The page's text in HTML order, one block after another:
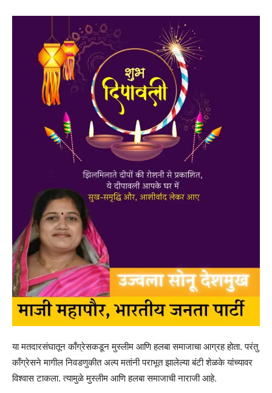
या मतदारसंघातून काँग्रेसकडून मुस्लीम आणि हलबा समाजाचा आग्रह होता. परंतु
काँग्रेसने मागील निवडणुकीत अल्प मतांनी पराभूत झालेल्या बंटी शेळके यांच्यावर
विश्वास टाकला. त्यामुळे मुस्लीम आणि हलबा समाजाची नाराजी आहे.